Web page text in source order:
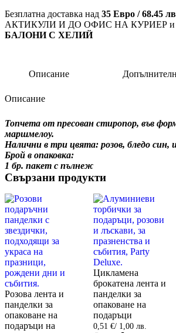
Безплатна доставка над 35 Евро / 68.45
АКТИКУЛИ И ДО ОФИС НА КУРИЕР и
БАЛОНИ С ХЕЛИЙ
Описание
Описание
Топчета от пресован стиропор, във
маршмелоу.
Налични в три цвята: розов, бледо син,
Брой в опаковка:
1 бр. пакет с пълнеж
Свързани продукти
Розова лента и
панделки за
опаковане на
подаръци на
Цикламена
брокатена лента и
панделки за
опаковане на
подаръци
0,51 €/ 1,00 лв.